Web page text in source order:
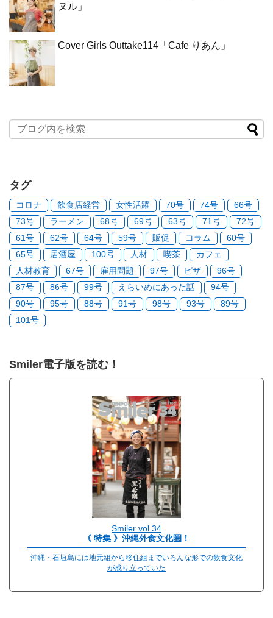
ヌル」
Cover Girls Outtake114「Cafe りあん」
タグ
コロナ 飲食店経営 女性活躍 70号 74号
66号
73号
ラーメン 68号 69号 63号 71号
72号
61号
62号 64号 59号 販促 コラム
60号
65号
居酒屋 100号 人材 喫茶
カフェ
人材教育
67号 雇用問題 97号 ピザ
96号
87号
86号 99号 えらいめにあった話
94号
90号
95号 88号 91号 98号 93号
89号
101号
Smiler電子版を読む！
Smiler vol.34
《 特集 》沖縄外食文化圏！
沖縄・石垣島には地元組から移住組までいろんな形での飲食文化
が成り立っていた